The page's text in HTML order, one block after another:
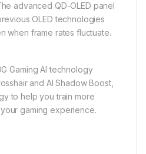
advanced QD-OLED panel
OLED technologies
when frame rates fluctuate.
Gaming AI technology
and AI Shadow Boost,
to help you train more
gaming experience.